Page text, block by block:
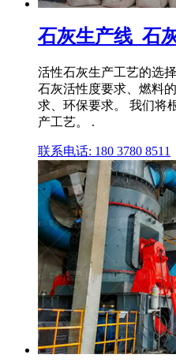
石灰生产线_石
活性石灰生产工艺的选
石灰活性度要求、燃料
求、环保要求。 我们将
产工艺。 .
联系电话: 180 3780 8511